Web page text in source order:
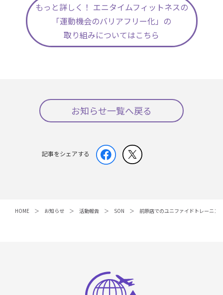
もっと詳しく！ エニタイムフィットネスの
「運動機会のバリアフリー化」の
取り組みについてはこちら
お知らせ一覧へ戻る
記事をシェアする
HOME お知らせ 活動報告 SON 前原店でのユニファイドトレーニン